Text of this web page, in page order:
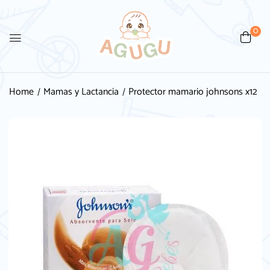
0
Home Mamas y Lactancia Protector mamario johnsons x12
Be the first to review
“Protector mamario johnsons x12”